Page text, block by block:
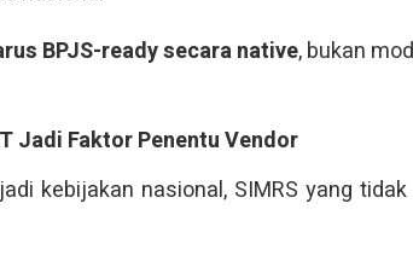
BPJS-ready secara native, bukan
Jadi Faktor Penentu Vendor
kebijakan nasional, SIMRS yang